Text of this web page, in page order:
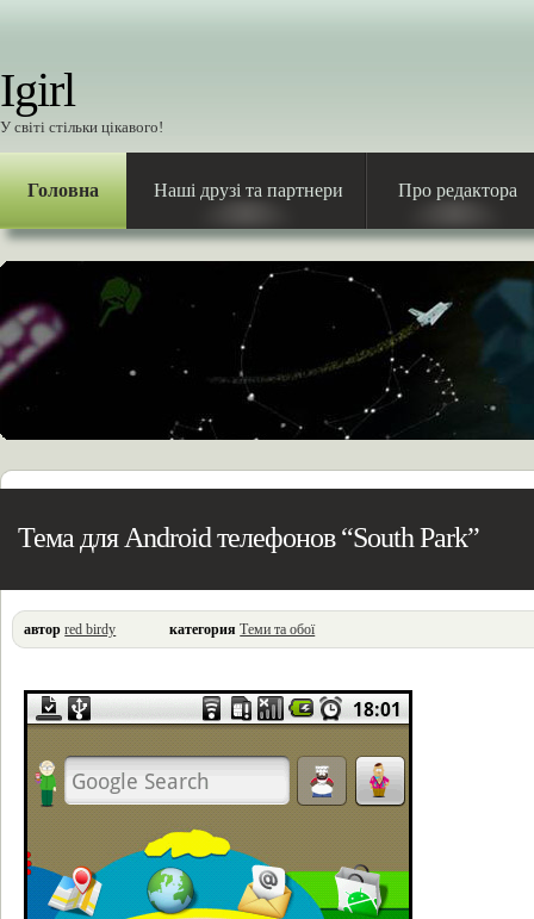
Igirl
У світі стільки цікавого!
Головна Наші друзі та партнери Про редактора
Тема для Android телефонов “South Park”
автор red birdy категория Теми та обої